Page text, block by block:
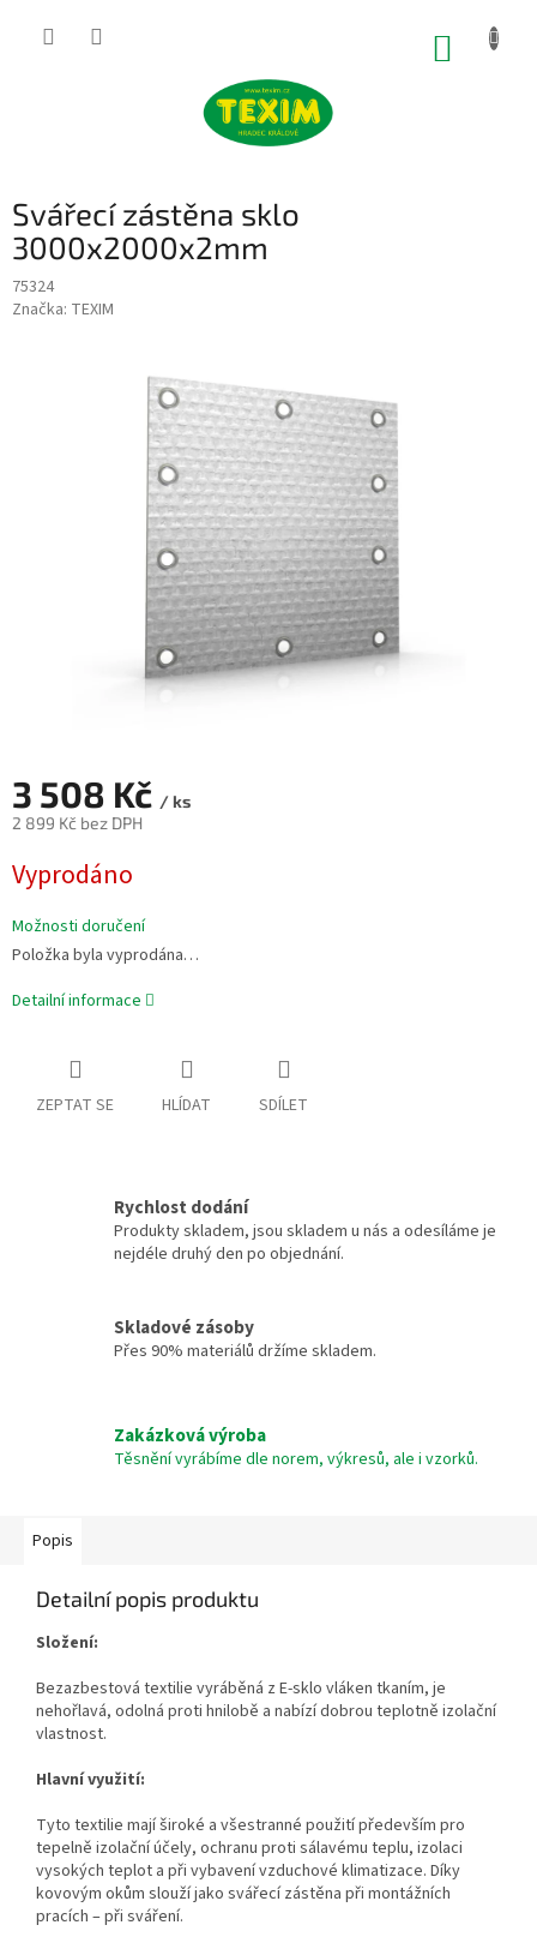
Svářecí zástěna sklo
3000x2000x2mm
75324
Značka: TEXIM
3 508 Kč / ks
2 899 Kč bez DPH
cena:
Vyprodáno
Možnosti doručení
Položka byla vyprodána…
Detailní informace
ZEPTAT SE HLÍDAT SDÍLET
Rychlost dodání
Produkty skladem, jsou skladem u nás a odesíláme je
nejdéle druhý den po objednání.
Skladové zásoby
Přes 90% materiálů držíme skladem.
Zakázková výroba
Těsnění vyrábíme dle norem, výkresů, ale i vzorků.
Popis
Detailní popis produktu
Složení:
Bezazbestová textilie vyráběná z E-sklo vláken tkaním, je
nehořlavá, odolná proti hnilobě a nabízí dobrou teplotně izolační
vlastnost.
Hlavní využití:
Tyto textilie mají široké a všestranné použití především pro
tepelně izolační účely, ochranu proti sálavému teplu, izolaci
vysokých teplot a při vybavení vzduchové klimatizace. Díky
kovovým okům slouží jako svářecí zástěna při montážních
pracích – při sváření.